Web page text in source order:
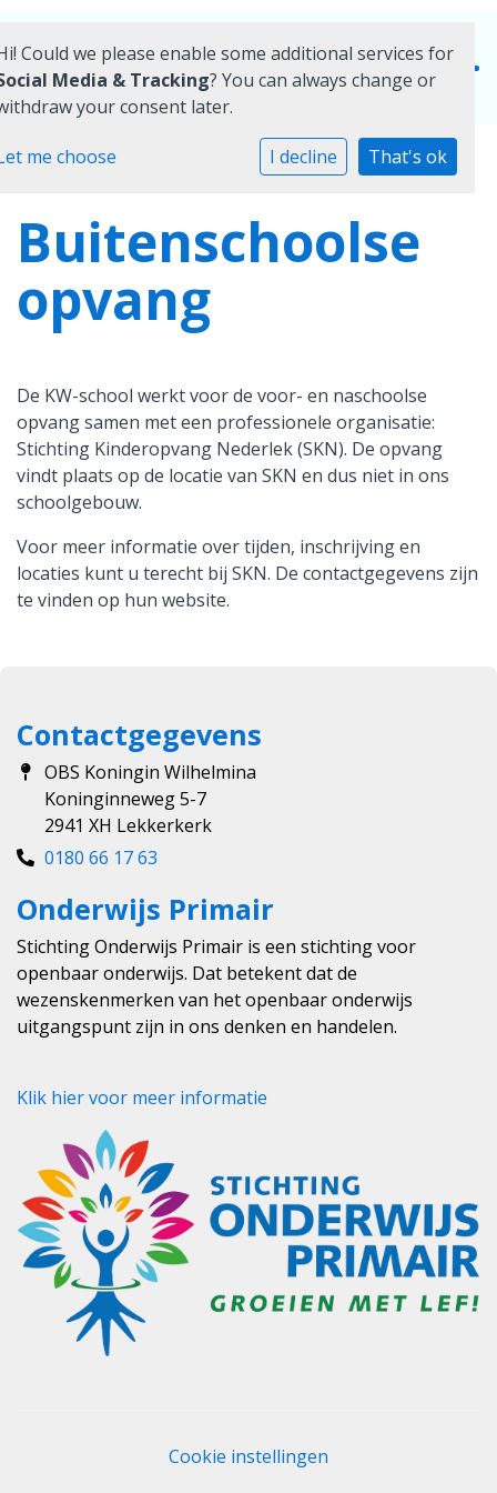
Home
Onze school
Praktische informatie
Medezeggenschap
Ik zoek een school
Buitenschoolse
opvang
De KW-school werkt voor de voor- en naschoolse
opvang samen met een professionele organisatie:
Stichting Kinderopvang Nederlek (SKN). De opvang
vindt plaats op de locatie van SKN en dus niet in ons
schoolgebouw.
Voor meer informatie over tijden, inschrijving en
locaties kunt u terecht bij SKN. De contactgegevens zijn
te vinden op hun website.
Contactgegevens
OBS Koningin Wilhelmina
Koninginneweg 5-7
2941 XH Lekkerkerk
0180 66 17 63
Onderwijs Primair
Stichting Onderwijs Primair is een stichting voor
openbaar onderwijs. Dat betekent dat de
wezenskenmerken van het openbaar onderwijs
uitgangspunt zijn in ons denken en handelen.
Klik hier voor meer informatie
Cookie instellingen
Could we please enable some additional services for
Media & Tracking? You can always change or
your consent later.
me choose I decline That's ok